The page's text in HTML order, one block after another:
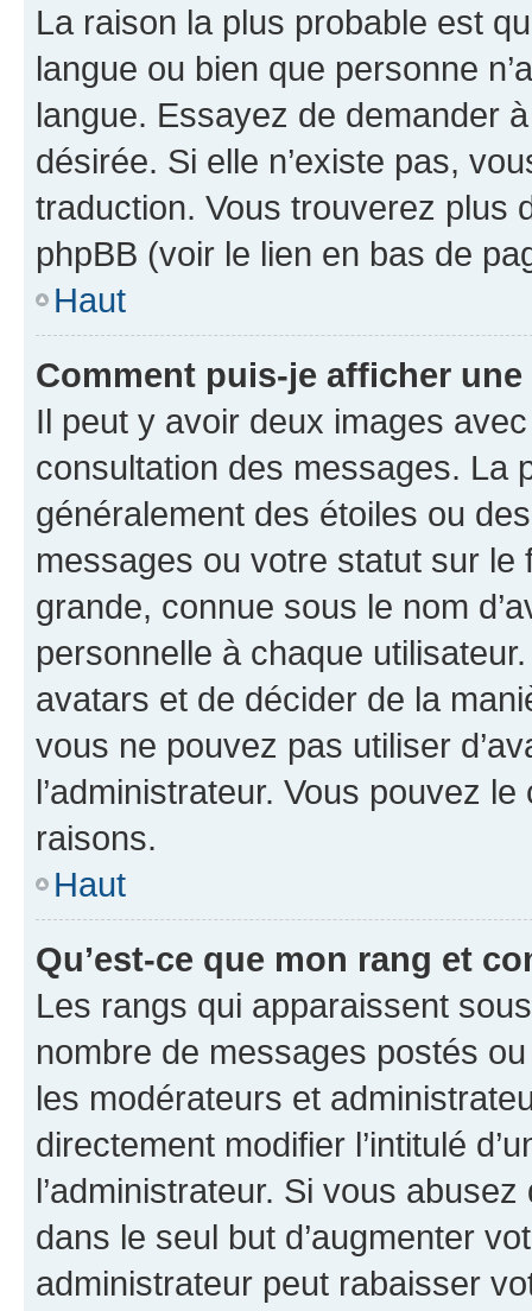
La raison la plus probable est
langue ou bien que personne
langue. Essayez de demander
désirée. Si elle n’existe pas,
traduction. Vous trouverez plus
phpBB (voir le lien en bas de
Haut
Comment puis-je afficher
Il peut y avoir deux images
consultation des messages. La
généralement des étoiles ou
messages ou votre statut sur
grande, connue sous le nom
personnelle à chaque utilisateur.
avatars et de décider de la
vous ne pouvez pas utiliser
l’administrateur. Vous pouvez
raisons.
Haut
Qu’est-ce que mon rang et
Les rangs qui apparaissent
nombre de messages postés
les modérateurs et
directement modifier l’intitulé
l’administrateur. Si vous
dans le seul but d’augmenter
administrateur peut rabaisser